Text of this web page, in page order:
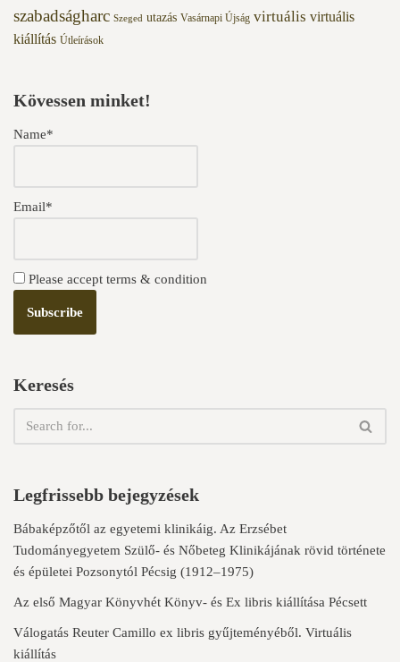
szabadságharc Szeged utazás Vasárnapi Újság virtuális virtuális
kiállítás Útleírások
Kövessen minket!
Name*
Email*
Please accept terms & condition
Keresés
Legfrissebb bejegyzések
Bábaképzőtől az egyetemi klinikáig. Az Erzsébet
Tudományegyetem Szülő- és Nőbeteg Klinikájának rövid története
és épületei Pozsonytól Pécsig (1912–1975)
Az első Magyar Könyvhét Könyv- és Ex libris kiállítása Pécsett
Válogatás Reuter Camillo ex libris gyűjteményéből. Virtuális
kiállítás